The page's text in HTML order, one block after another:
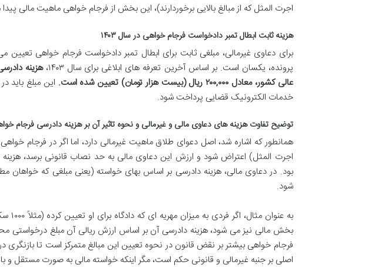
اجرت المثل که از مبالغ بالایی برخوردارند)، این بخش از فرجام خواهی ماهیت مالی
هزینه ثابت ابطال تمبر دادخواست فرجام خواهی در سال ۱۴۰۳
برای دعاوی غیرمالی، مبلغی ثابت برای ابطال تمبر دادخواست فرجام خواهی
پرونده، یکسان است. بر اساس آخرین تعرفه های ابلاغی برای سال ۱۴۰۳،
هزینه
عالی کشور، معادل ۲۰۰,۰۰۰ ریال (بیست هزار تومان) تعیین شده است.
این مبلغ باید
خدمات الکترونیک قضایی پرداخت شود.
توضیح تفاوت هزینه های دعاوی مالی و غیرمالی و نحوه تاثیر آن بر هزینه دادرسی فرجام
همانطور که اشاره شد، اصل دعوای طلاق ماهیت غیرمالی دارد، اما اگر در فرجام
اجرت المثل) اعتراض شود و ارزش این دعاوی مالی به حد نصاب قانونی برسد،
بود. در دعاوی مالی، هزینه دادرسی بر اساس بهای خواسته (یعنی مبلغی که
شود.
به
بخش مالی نیز می شود، هزینه دادرسی آن بر اساس ارزش ریالی آن مبلغ درخواستی
فرجام خواهی بیشتر بر نقض قانون در نحوه تعیین این مبالغ متمرکز است تا بازنگری
اصلی بر جنبه غیرمالی و قانونی حکم است، مگر اینکه خواسته مالی به صورت مستقل و